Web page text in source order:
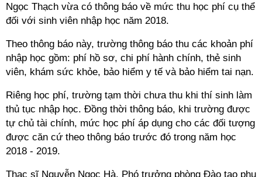
Ngọc Thạch vừa có thông báo về mức thu học phí cụ thể
đối với sinh viên nhập học năm 2018.
Theo thông báo này, trường thông báo thu các khoản phí
nhập học gồm: phí hồ sơ, chi phí hành chính, thẻ sinh
viên, khám sức khỏe, bảo hiểm y tế và bảo hiểm tai nạn.
Riêng học phí, trường tạm thời chưa thu khi thí sinh làm
thủ tục nhập học. Đồng thời thông báo, khi trường được
tự chủ tài chính, mức học phí áp dụng cho các đối tượng
được căn cứ theo thông báo trước đó trong năm học
2018 - 2019.
Thạc sĩ Nguyễn Ngọc Hà, Phó trưởng phòng Đào tạo phụ